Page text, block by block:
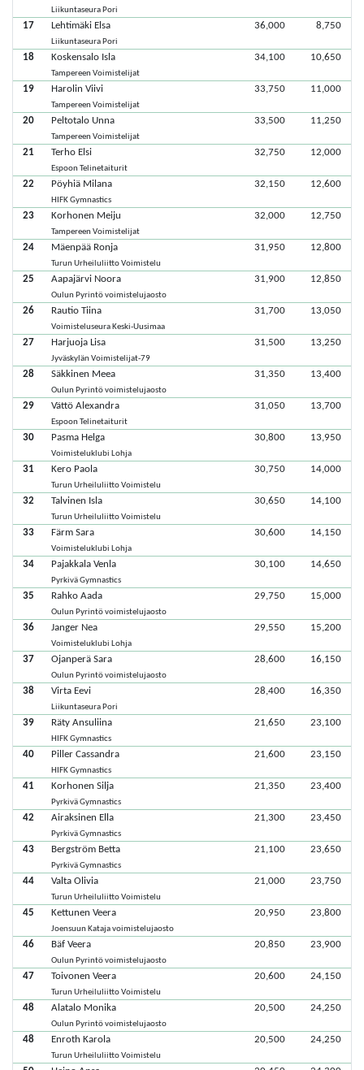
Liikuntaseura Pori
17 Lehtimäki Elsa
Liikuntaseura Pori
36,000 8,750
18 Koskensalo Isla
Tampereen Voimistelijat
34,100 10,650
19 Harolin Viivi
Tampereen Voimistelijat
33,750 11,000
20 Peltotalo Unna
Tampereen Voimistelijat
33,500 11,250
21 Terho Elsi
Espoon Telinetaiturit
32,750 12,000
22 Pöyhiä Milana
HIFK Gymnastics
32,150 12,600
23 Korhonen Meiju
Tampereen Voimistelijat
32,000 12,750
24 Mäenpää Ronja
Turun Urheiluliitto Voimistelu
31,950 12,800
25 Aapajärvi Noora
Oulun Pyrintö voimistelujaosto
31,900 12,850
26 Rautio Tiina
Voimisteluseura Keski-Uusimaa
31,700 13,050
27 Harjuoja Lisa
Jyväskylän Voimistelijat-79
31,500 13,250
28 Säkkinen Meea
Oulun Pyrintö voimistelujaosto
31,350 13,400
29 Vättö Alexandra
Espoon Telinetaiturit
31,050 13,700
30 Pasma Helga
Voimisteluklubi Lohja
30,800 13,950
31 Kero Paola
Turun Urheiluliitto Voimistelu
30,750 14,000
32 Talvinen Isla
Turun Urheiluliitto Voimistelu
30,650 14,100
33 Färm Sara
Voimisteluklubi Lohja
30,600 14,150
34 Pajakkala Venla
Pyrkivä Gymnastics
30,100 14,650
35 Rahko Aada
Oulun Pyrintö voimistelujaosto
29,750 15,000
36 Janger Nea
Voimisteluklubi Lohja
29,550 15,200
37 Ojanperä Sara
Oulun Pyrintö voimistelujaosto
28,600 16,150
38 Virta Eevi
Liikuntaseura Pori
28,400 16,350
39 Räty Ansuliina
HIFK Gymnastics
21,650 23,100
40 Piller Cassandra
HIFK Gymnastics
21,600 23,150
41 Korhonen Silja
Pyrkivä Gymnastics
21,350 23,400
42 Airaksinen Ella
Pyrkivä Gymnastics
21,300 23,450
43 Bergström Betta
Pyrkivä Gymnastics
21,100 23,650
44 Valta Olivia
Turun Urheiluliitto Voimistelu
21,000 23,750
45 Kettunen Veera
Joensuun Kataja voimistelujaosto
20,950 23,800
46 Bäf Veera
Oulun Pyrintö voimistelujaosto
20,850 23,900
47 Toivonen Veera
Turun Urheiluliitto Voimistelu
20,600 24,150
48 Alatalo Monika
Oulun Pyrintö voimistelujaosto
20,500 24,250
48 Enroth Karola
Turun Urheiluliitto Voimistelu
20,500 24,250